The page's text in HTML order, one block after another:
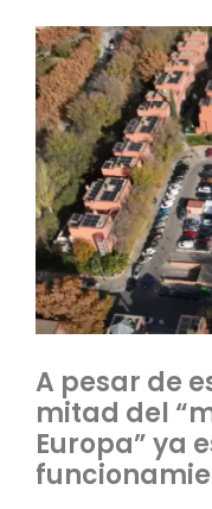
A pesar de
mitad del
Europa” ya